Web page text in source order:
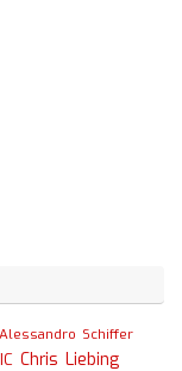
Alessandro Schiffer
Chris Liebing